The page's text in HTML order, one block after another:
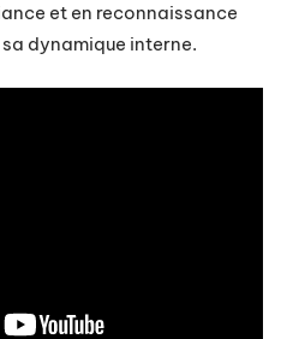
et en reconnaissance
dynamique interne.